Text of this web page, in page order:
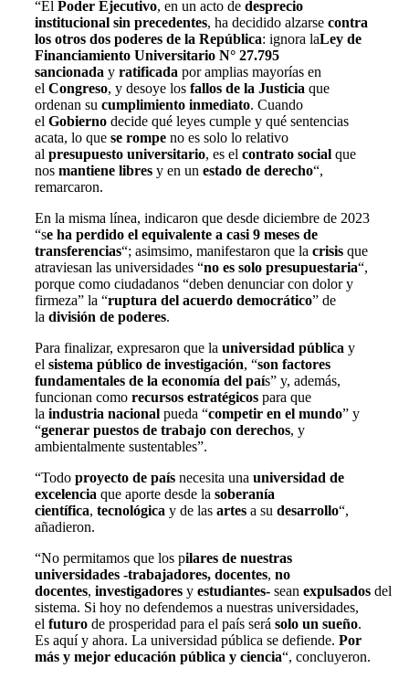
“El Poder Ejecutivo, en un acto de desprecio
institucional sin precedentes, ha decidido alzarse contra
los otros dos poderes de la República: ignora laLey de
Financiamiento Universitario N° 27.795
sancionada y ratificada por amplias mayorías en
el Congreso, y desoye los fallos de la Justicia que
ordenan su cumplimiento inmediato. Cuando
el Gobierno decide qué leyes cumple y qué sentencias
acata, lo que se rompe no es solo lo relativo
al presupuesto universitario, es el contrato social que
nos mantiene libres y en un estado de derecho“,
remarcaron.
En la misma línea, indicaron que desde diciembre de 2023
“se ha perdido el equivalente a casi 9 meses de
transferencias“; asimsimo, manifestaron que la crisis que
atraviesan las universidades “no es solo presupuestaria“,
porque como ciudadanos “deben denunciar con dolor y
firmeza” la “ruptura del acuerdo democrático” de
la división de poderes.
Para finalizar, expresaron que la universidad pública y
el sistema público de investigación, “son factores
fundamentales de la economía del país” y, además,
funcionan como recursos estratégicos para que
la industria nacional pueda “competir en el mundo” y
“generar puestos de trabajo con derechos, y
ambientalmente sustentables”.
“Todo proyecto de país necesita una universidad de
excelencia que aporte desde la soberanía
científica, tecnológica y de las artes a su desarrollo“,
añadieron.
“No permitamos que los pilares de nuestras
universidades -trabajadores, docentes, no
docentes, investigadores y estudiantes- sean expulsados del
sistema. Si hoy no defendemos a nuestras universidades,
el futuro de prosperidad para el país será solo un sueño.
Es aquí y ahora. La universidad pública se defiende. Por
más y mejor educación pública y ciencia“, concluyeron.